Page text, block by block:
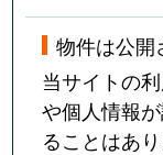
物件は公開
当サイトの
や個人情報
ることはあり